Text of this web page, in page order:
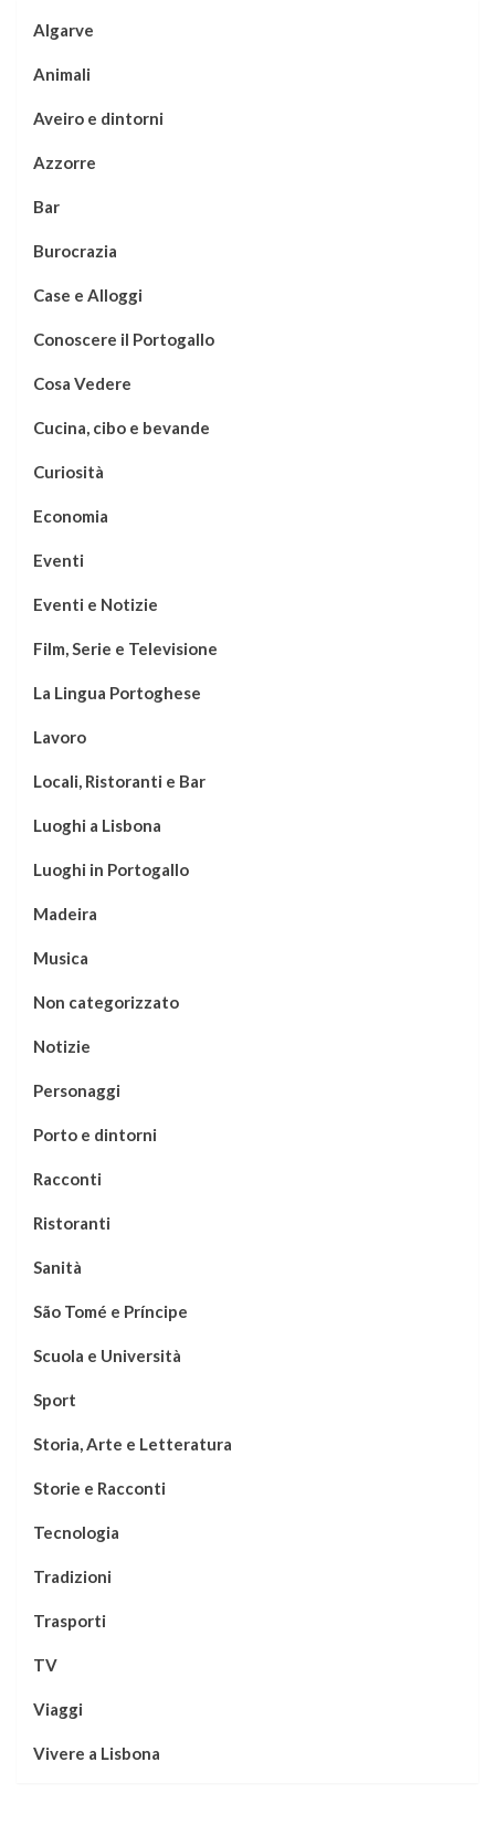
Algarve
Animali
Aveiro e dintorni
Azzorre
Bar
Burocrazia
Case e Alloggi
Conoscere il Portogallo
Cosa Vedere
Cucina, cibo e bevande
Curiosità
Economia
Eventi
Eventi e Notizie
Film, Serie e Televisione
La Lingua Portoghese
Lavoro
Locali, Ristoranti e Bar
Luoghi a Lisbona
Luoghi in Portogallo
Madeira
Musica
Non categorizzato
Notizie
Personaggi
Porto e dintorni
Racconti
Ristoranti
Sanità
São Tomé e Príncipe
Scuola e Università
Sport
Storia, Arte e Letteratura
Storie e Racconti
Tecnologia
Tradizioni
Trasporti
TV
Viaggi
Vivere a Lisbona